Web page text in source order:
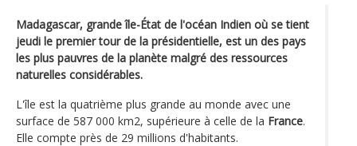
Madagascar, grande île-État de l'océan Indien où se tient
jeudi le premier tour de la présidentielle, est un des pays
les plus pauvres de la planète malgré des ressources
naturelles considérables.
L'île est la quatrième plus grande au monde avec une
surface de 587 000 km2, supérieure à celle de la France.
Elle compte près de 29 millions d'habitants.